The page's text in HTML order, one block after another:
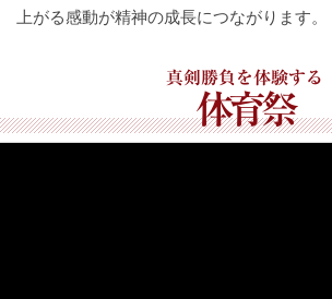
教職員募集
上がる感動が精神の成長につながります。
真剣勝負を体験する
体育祭